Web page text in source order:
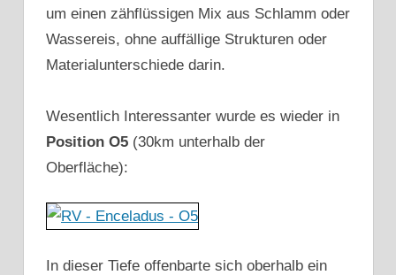
um einen zähflüssigen Mix aus Schlamm oder
Wassereis, ohne auffällige Strukturen oder
Materialunterschiede darin.
Wesentlich Interessanter wurde es wieder in
Position O5 (30km unterhalb der
Oberfläche):
In dieser Tiefe offenbarte sich oberhalb ein